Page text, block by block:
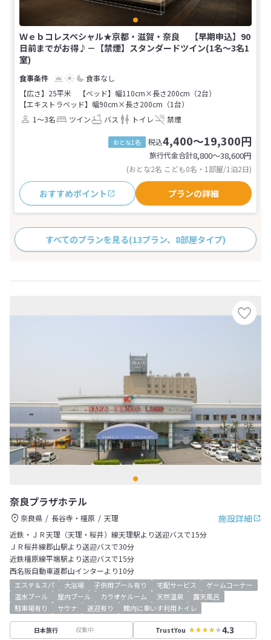
Ｗｅｂコレスペシャル★京都・滋賀・奈良 【早期申込】90
日前までがお得♪－【禁煙】スタンダードツイン(1名～3名1
室)
食事なし
【広さ】25平米
【ベッド】幅110cm×長さ200cm（2台）
【エキストラベッド】幅90cm×長さ200cm（1台）
1～3名
ツイン バス トイレ 禁煙
おとな1名 税込4,400～19,300円
旅行代金合計8,800〜38,600円
(おとな2名 こども0名・1部屋/1泊2日)
おすすめポイント プランの詳細
すべてのプランを見る(13プラン、8部屋タイプ)
奈良プラザホテル
施設詳細
奈良県 長谷寺・橿原
天理
近鉄・ＪＲ天理（天理・桜井）線天理駅より送迎バスで15分
ＪＲ桜井線郡山駅より送迎バスで30分
近鉄橿原線平端駅より送迎バスで15分
西名阪自動車道郡山インターより10分
エステ＆スパ 大浴場 子供用プール有り 宅配サービス
ゲームコーナー
温水プール
屋内プール カラオケルーム 天然温泉
露天風呂
駐車場有り
サウナ 送迎有り 館内に車いす利用トイレ
日本旅行 収集中 TrustYou 4.3